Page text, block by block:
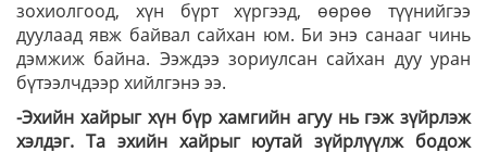
зохиолгоод, хүн бүрт хүргээд, өөрөө түүнийгээ
дуулаад явж байвал сайхан юм. Би энэ санааг чинь
дэмжиж байна. Ээждээ зориулсан сайхан дуу уран
бүтээлчдээр хийлгэнэ ээ.
-Эхийн хайрыг хүн бүр хамгийн агуу нь гэж зүйрлэж
хэлдэг. Та эхийн хайрыг юутай зүйрлүүлж бодож